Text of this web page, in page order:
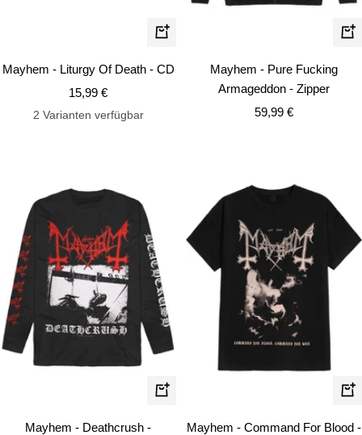
In
Mayhem - Liturgy Of Death - CD
Angebotspreis
15,99 €
2 Varianten verfügbar
Mayhem - Pure Fucking
Armageddon - Zipper
Angebotspreis
59,99 €
Schnellansicht
Mayhem - Deathcrush -
Mayhem - Command For Blood -